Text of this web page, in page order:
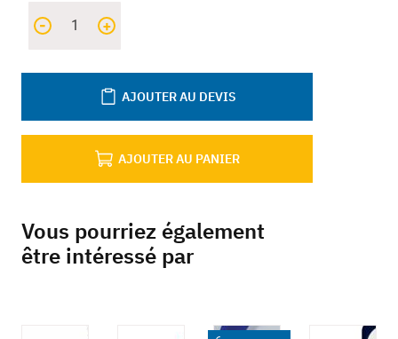
+
-
AJOUTER AU PANIER
AJOUTER AU DEVIS
Vous pourriez également
être intéressé par